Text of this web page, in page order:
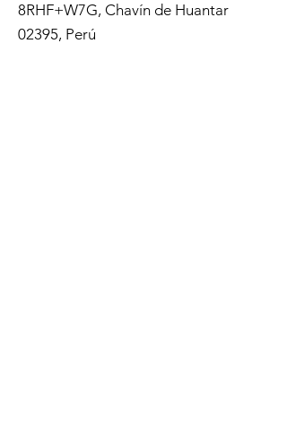
8RHF+W7G, Chavín de Huantar
02395, Perú